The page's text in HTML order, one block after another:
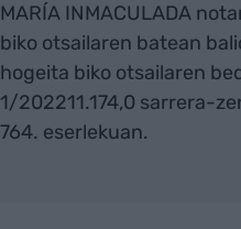
MARÍA INMACULADA
biko otsailaren batean
hogeita biko otsailaren
1/202211.174,0 sarrera-
764. eserlekuan.